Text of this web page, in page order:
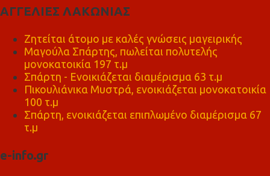
ΑΓΓΕΛΙΕΣ ΛΑΚΩΝΙΑΣ
Ζητείται άτομο με καλές γνώσεις μαγειρικής
Μαγούλα Σπάρτης, πωλείται πολυτελής
μονοκατοικία 197 τ.μ
Σπάρτη - Ενοικιάζεται διαμέρισμα 63 τ.μ
Πικουλιάνικα Μυστρά, ενοικιάζεται μονοκατοικία
100 τ.μ
Σπάρτη, ενοικιάζεται επιπλωμένο διαμέρισμα 67
τ.μ
e-info.gr